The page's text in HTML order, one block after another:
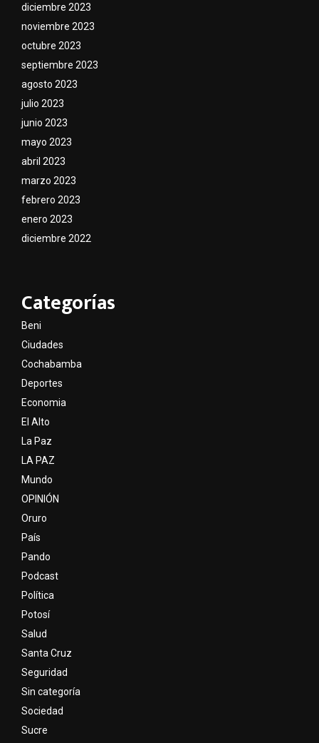
diciembre 2023
noviembre 2023
octubre 2023
septiembre 2023
agosto 2023
julio 2023
junio 2023
mayo 2023
abril 2023
marzo 2023
febrero 2023
enero 2023
diciembre 2022
Categorías
Beni
Ciudades
Cochabamba
Deportes
Economia
El Alto
La Paz
LA PAZ
Mundo
OPINIÓN
Oruro
País
Pando
Podcast
Política
Potosí
Salud
Santa Cruz
Seguridad
Sin categoría
Sociedad
Sucre